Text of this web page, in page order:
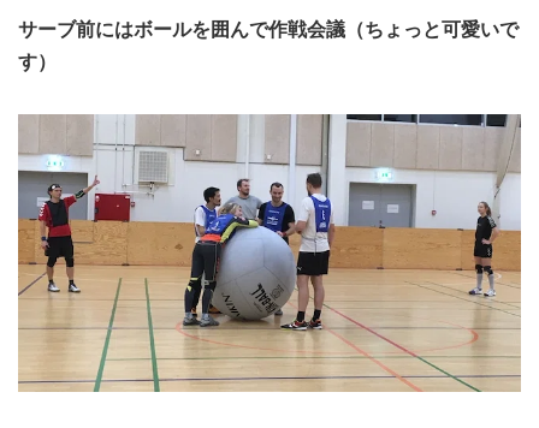
サーブ前にはボールを囲んで作戦会議（ちょっと可愛いで
す）